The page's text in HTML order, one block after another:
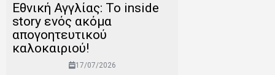
Εθνική Αγγλίας: Το inside
story ενός ακόμα
απογοητευτικού
καλοκαιριού!
17/07/2026